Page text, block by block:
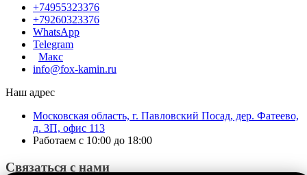
+74955323376
+79260323376
WhatsApp
Telegram
Макс
info@fox-kamin.ru
Наш адрес
Московская область, г. Павловский Посад, дер. Фатеево,
д. 3П, офис 113
Работаем с 10:00 до 18:00
Связаться с нами